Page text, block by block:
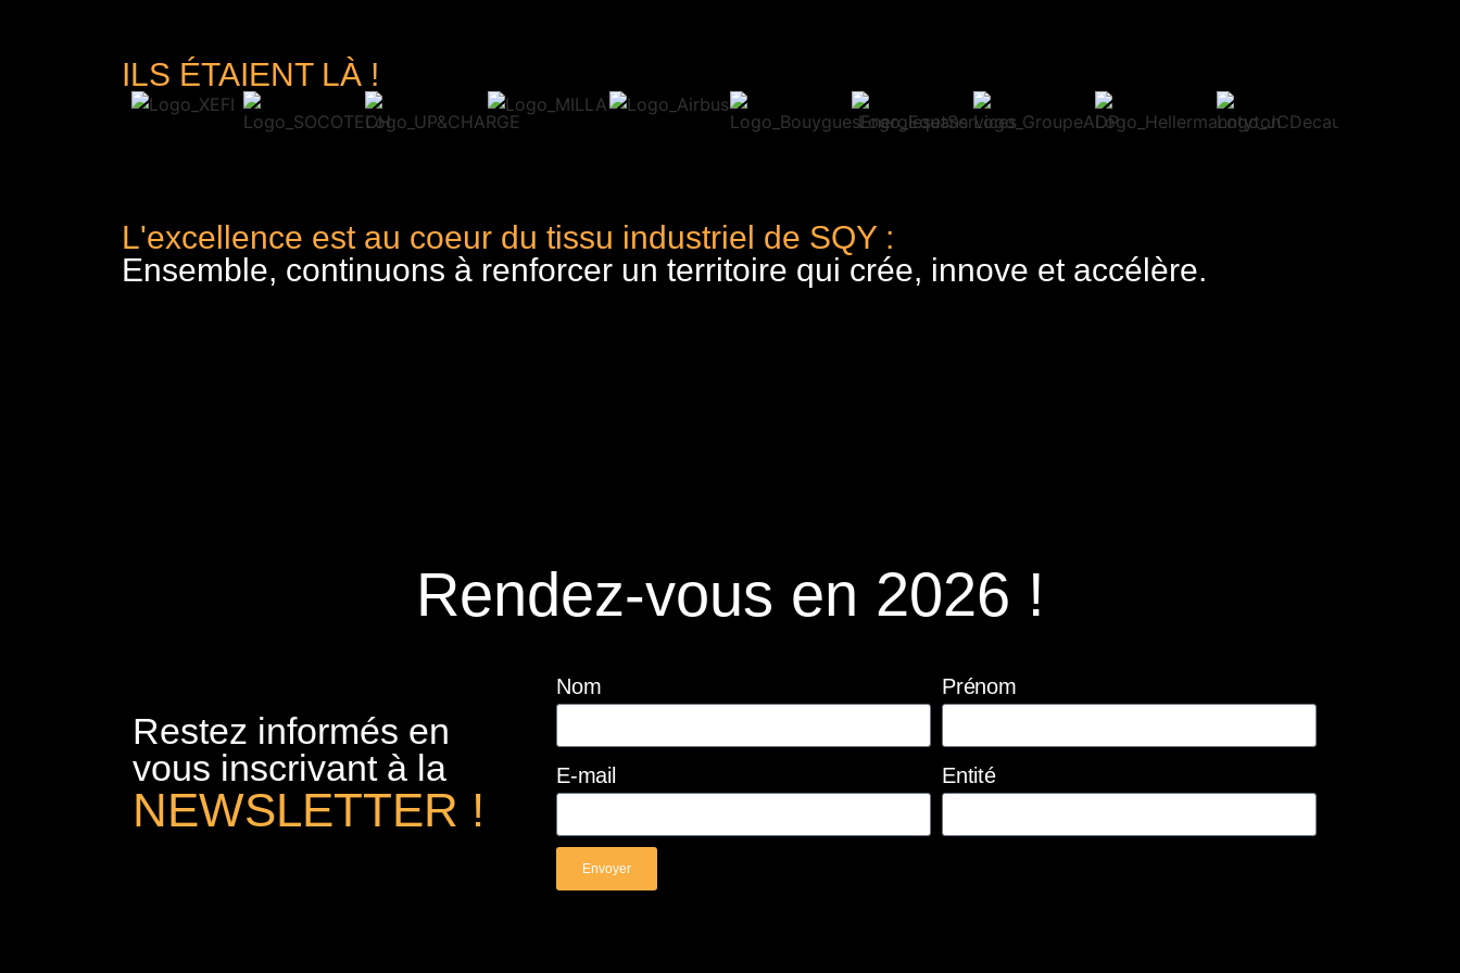
ILS ÉTAIENT LÀ !
L'excellence est au coeur du tissu industriel de SQY :
Ensemble, continuons à renforcer un territoire qui crée, innove et accélère.
Rendez-vous en 2026 !
Restez informés en
vous inscrivant à la
NEWSLETTER !
Nom Prénom
E-mail Entité
Envoyer